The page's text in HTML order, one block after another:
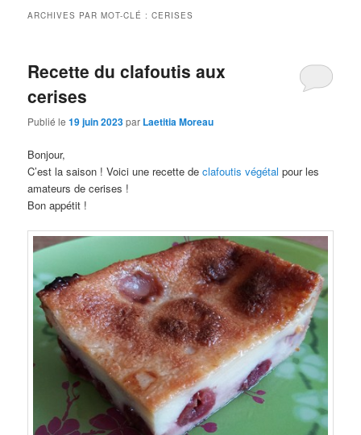
ARCHIVES PAR MOT-CLÉ :CERISES
Recette du clafoutis aux
cerises
Publié le19 juin 2023par Laetitia Moreau
Bonjour,
C’est la saison ! Voici une recette declafoutis végétal pour les
amateurs de cerises !
Bon appétit !